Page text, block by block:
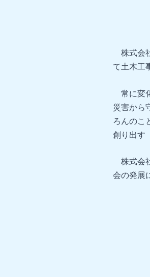
株式会
て土木工
常に変
災害から
ろんのこ
創り出す
株式会
会の発展